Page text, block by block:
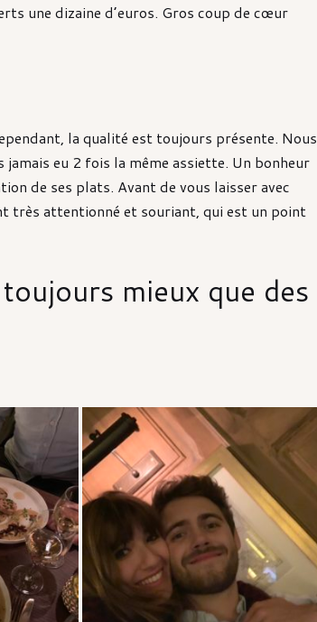
une dizaine d’euros. Gros coup de cœur
la qualité est toujours présente. Nous
eu 2 fois la même assiette. Un bonheur
de ses plats. Avant de vous laisser avec
très attentionné et souriant, qui est un point
mieux que des